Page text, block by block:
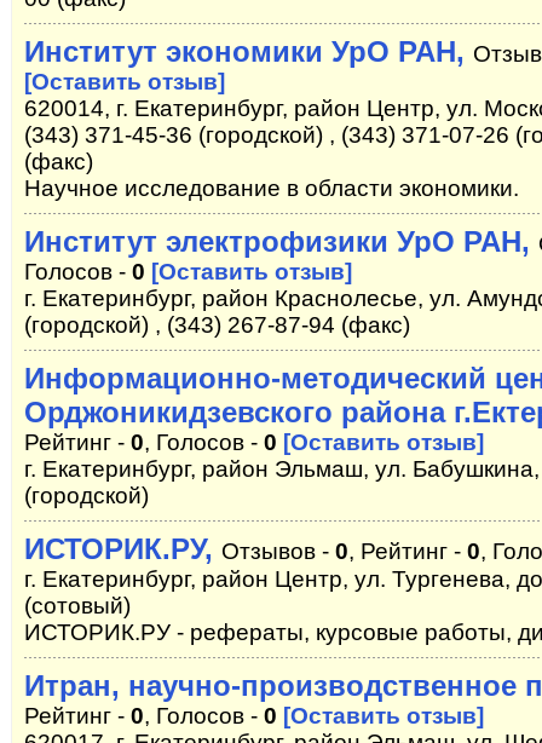
Институт экономики УрО РАН,
[Оставить отзыв]
620014, г. Екатеринбург, район Центр, ул.
(343) 371-45-36 (городской) , (343) 371-07-26
(факс)
Научное исследование в области экономики.
Институт электрофизики УрО РАН,
Голосов - 0 [Оставить отзыв]
г. Екатеринбург, район Краснолесье, ул.
(городской) , (343) 267-87-94 (факс)
Информационно-методический
Орджоникидзевского района
Рейтинг - 0, Голосов - 0 [Оставить отзыв]
г. Екатеринбург, район Эльмаш, ул.
(городской)
ИСТОРИК.РУ, Отзывов - 0, Рейтинг - 0,
г. Екатеринбург, район Центр, ул. Тургенева,
(сотовый)
ИСТОРИК.РУ - рефераты, курсовые работы,
Итран, научно-производственное
Рейтинг - 0, Голосов - 0 [Оставить отзыв]